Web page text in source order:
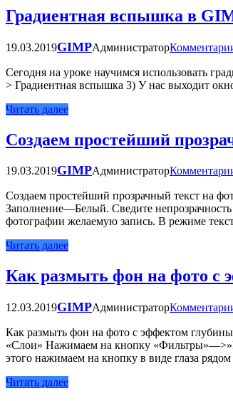
Градиентная вспышка в
19.03.2019GIMPАдминистратор
Сегодня на уроке научимся использовать
> Градиентная вспышка 3) У нас выходит
Читать далее
Создаем простейший
19.03.2019GIMPАдминистратор
Создаем простейший прозрачный текст на
Заполнение—Белый. Сведите
фотографии желаемую запись. В режиме
Читать далее
Как размыть фон на фото с
12.03.2019GIMPАдминистратор
Как размыть фон на фото с эффектом
«Слои» Нажимаем на кнопку
этого нажимаем на кнопку в виде глаза
Читать далее